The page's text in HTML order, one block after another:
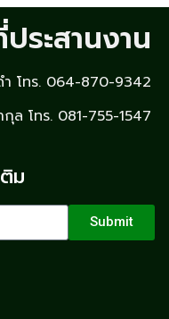
ระสานงาน
โทร. 064-870-9342
โทร. 081-755-1547
ม
Submit